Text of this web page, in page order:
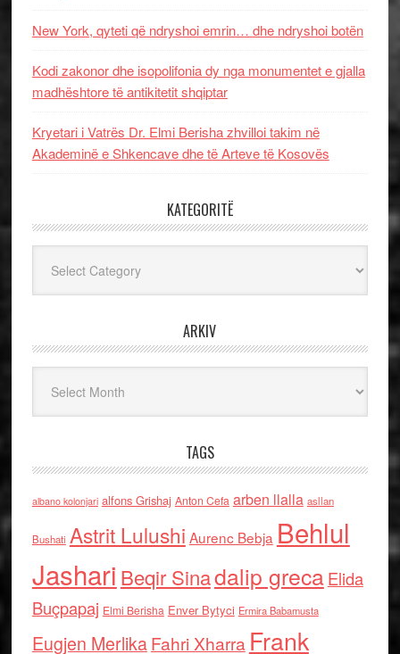
New York, qyteti që ndryshoi emrin… dhe ndryshoi botën
Kodi zakonor dhe isopolifonia dy nga monumentet e gjalla
madhështore të antikitetit shqiptar
Kryetari i Vatrës Dr. Elmi Berisha zhvilloi takim në
Akademinë e Shkencave dhe të Arteve të Kosovës
KATEGORITË
ARKIV
TAGS
albano kolonjari alfons Grishaj Anton Cefa arben llalla asllan
Bushati Astrit Lulushi Aurenc Bebja Behlul
Jashari Beqir Sinadalip grecaElida
Buçpapaj Elmi Berisha Enver Bytyci Ermira Babamusta
Eugjen MerlikaFahri Xharra Frank